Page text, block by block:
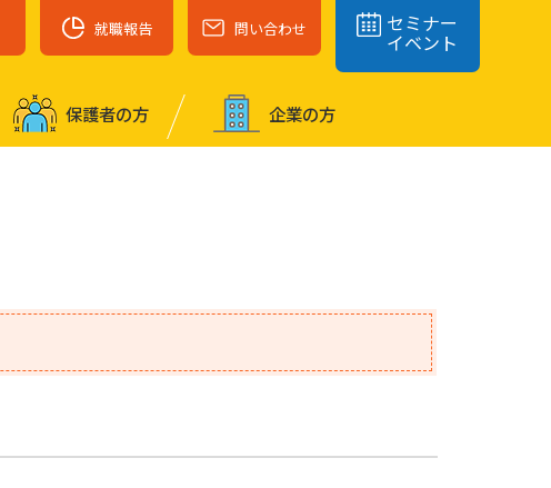
就職報告 問い合わせ セミナー
イベント
保護者の⽅ 企業の⽅